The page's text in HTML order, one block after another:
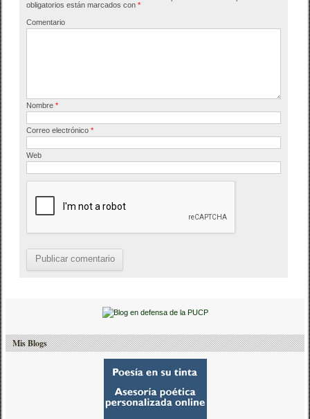
o
o
tir
obligatorios están marcados con*
Comentario
Nombre*
Correo electrónico*
Web
Mis Blogs